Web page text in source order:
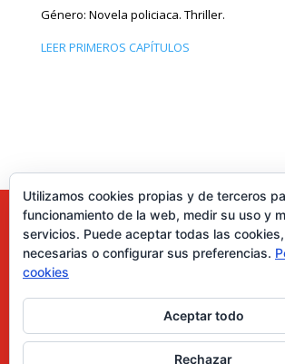
Género: Novela policiaca. Thriller.
LEER PRIMEROS CAPÍTULOS
0 elementos
Utilizamos cookies propias y de terceros
funcionamiento de la web, medir su uso y
servicios. Puede aceptar todas las
necesarias o configurar sus preferencias.
cookies
Aceptar todo
Rechazar